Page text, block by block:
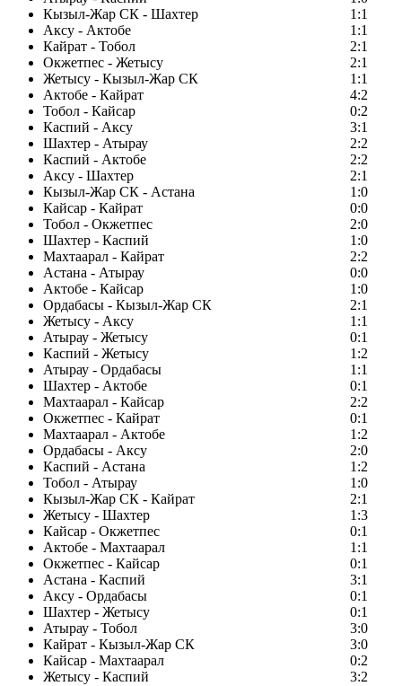
Кызыл-Жар СК - Шахтер
1:1
Аксу - Актобе
1:1
Кайрат - Тобол
2:1
Окжетпес - Жетысу
2:1
Жетысу - Кызыл-Жар СК
1:1
Актобе - Кайрат
4:2
Тобол - Кайсар
0:2
Каспий - Аксу
3:1
Шахтер - Атырау
2:2
Каспий - Актобе
2:2
Аксу - Шахтер
2:1
Кызыл-Жар СК - Астана
1:0
Кайсар - Кайрат
0:0
Тобол - Окжетпес
2:0
Шахтер - Каспий
1:0
Махтаарал - Кайрат
2:2
Астана - Атырау
0:0
Актобе - Кайсар
1:0
Ордабасы - Кызыл-Жар СК
2:1
Жетысу - Аксу
1:1
Атырау - Жетысу
0:1
Каспий - Жетысу
1:2
Атырау - Ордабасы
1:1
Шахтер - Актобе
0:1
Махтаарал - Кайсар
2:2
Окжетпес - Кайрат
0:1
Махтаарал - Актобе
1:2
Ордабасы - Аксу
2:0
Каспий - Астана
1:2
Тобол - Атырау
1:0
Кызыл-Жар СК - Кайрат
2:1
Жетысу - Шахтер
1:3
Кайсар - Окжетпес
0:1
Актобе - Махтаарал
1:1
Окжетпес - Кайсар
0:1
Астана - Каспий
3:1
Аксу - Ордабасы
0:1
Шахтер - Жетысу
0:1
Атырау - Тобол
3:0
Кайрат - Кызыл-Жар СК
3:0
Кайсар - Махтаарал
0:2
Жетысу - Каспий
3:2